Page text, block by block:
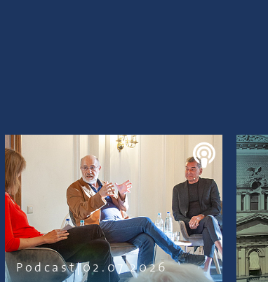
Podcast 02.07.2026